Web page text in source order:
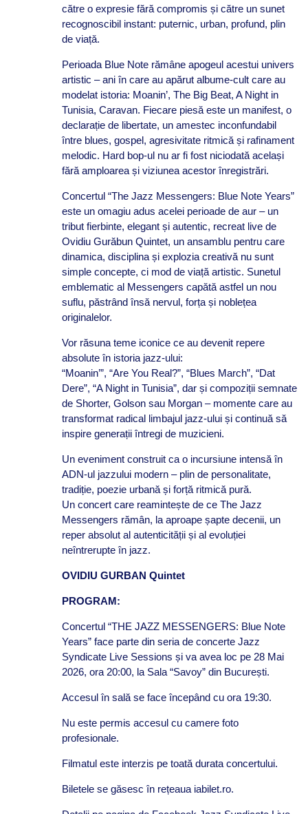
către o expresie fără compromis și către un sunet
recognoscibil instant: puternic, urban, profund, plin
de viață.
Perioada Blue Note rămâne apogeul acestui univers
artistic – ani în care au apărut albume-cult care au
modelat istoria: Moanin’, The Big Beat, A Night in
Tunisia, Caravan. Fiecare piesă este un manifest, o
declarație de libertate, un amestec inconfundabil
între blues, gospel, agresivitate ritmică și rafinament
melodic. Hard bop-ul nu ar fi fost niciodată același
fără amploarea și viziunea acestor înregistrări.
Concertul “The Jazz Messengers: Blue Note Years”
este un omagiu adus acelei perioade de aur – un
tribut fierbinte, elegant și autentic, recreat live de
Ovidiu Gurăbun Quintet, un ansamblu pentru care
dinamica, disciplina și explozia creativă nu sunt
simple concepte, ci mod de viață artistic. Sunetul
emblematic al Messengers capătă astfel un nou
suflu, păstrând însă nervul, forța și noblețea
originalelor.
Vor răsuna teme iconice ce au devenit repere
absolute în istoria jazz-ului:
“Moanin’”, “Are You Real?”, “Blues March”, “Dat
Dere”, “A Night in Tunisia”, dar și compoziții semnate
de Shorter, Golson sau Morgan – momente care au
transformat radical limbajul jazz-ului și continuă să
inspire generații întregi de muzicieni.
Un eveniment construit ca o incursiune intensă în
ADN-ul jazzului modern – plin de personalitate,
tradiție, poezie urbană și forță ritmică pură.
Un concert care reamintește de ce The Jazz
Messengers rămân, la aproape șapte decenii, un
reper absolut al autenticității și al evoluției
neîntrerupte în jazz.
OVIDIU GURBAN Quintet
PROGRAM:
Concertul “THE JAZZ MESSENGERS: Blue Note
Years” face parte din seria de concerte Jazz
Syndicate Live Sessions și va avea loc pe 28 Mai
2026, ora 20:00, la Sala “Savoy” din București.
Accesul în sală se face începând cu ora 19:30.
Nu este permis accesul cu camere foto
profesionale.
Filmatul este interzis pe toată durata concertului.
Biletele se găsesc în rețeaua iabilet.ro.